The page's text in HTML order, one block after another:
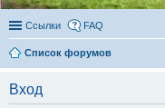
Ссылки FAQ
Список форумов
Вход